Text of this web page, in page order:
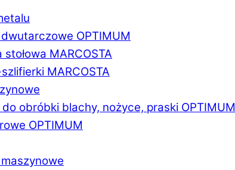
OPTIMUM
stołowa MARCOSTA
MARCOSTA
obróbki blachy, nożyce, praski OPTIMUM
OPTIMUM
maszynowe